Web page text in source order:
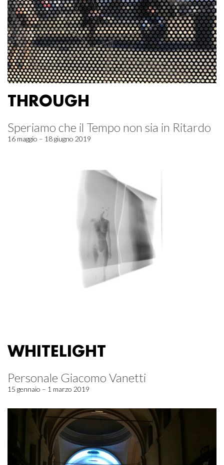
THROUGH
Speriamo che il Tempo non sia in Ritardo
16 maggio – 18 giugno 2019
WHITELIGHT
Personale Giacomo Vanetti
15 gennaio – 1 marzo 2019